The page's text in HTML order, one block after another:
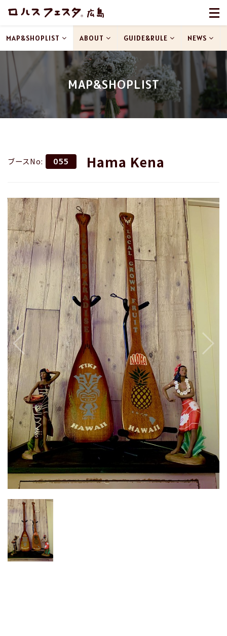
MAP&SHOPLIST
MAP&SHOPLIST ABOUT GUIDE&RULE NEWS
ブースNo: 055 Hama Kena